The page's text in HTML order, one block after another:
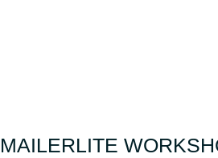
MAILERLITE